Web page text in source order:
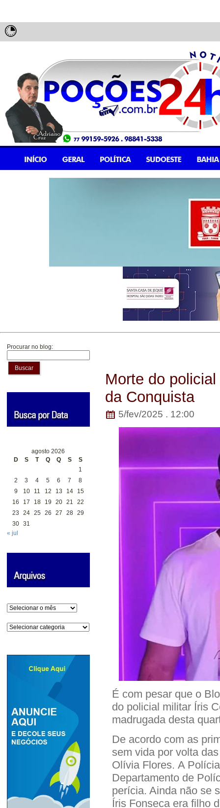
Procurar no blog:
Buscar
agosto 2026
D
S T Q Q S
S
1
2
3 4 5 6 7
8
9
10 11 12 13 14
15
16
17 18 19 20 21
22
23
24 25 26 27 28 29
30 31
« jul
Arquivos
Categorias
Morte do
da Conquista
5/fev/2025 . 12:00
É com pesar que o
do policial militar Íris
madrugada desta
De acordo com as
sem vida por volta
Olívia Flores. A
Departamento de
perícia. Ainda não se
Íris Fonseca era filho